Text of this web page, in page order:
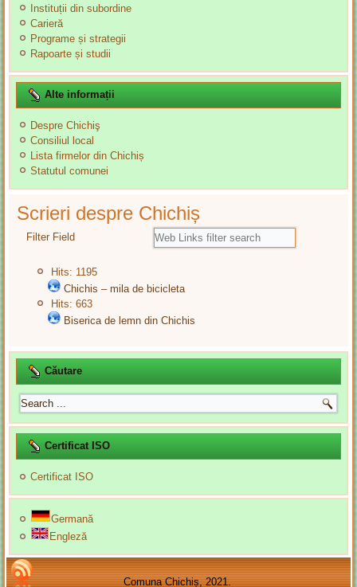
Instituții din subordine
Carieră
Programe și strategii
Rapoarte și studii
Alte informații
Despre Chichiş
Consiliul local
Lista firmelor din Chichiș
Statutul comunei
Scrieri despre Chichiș
Filter Field
Hits: 1195
Chichis – mila de bicicleta
Hits: 663
Biserica de lemn din Chichis
Căutare
Certificat ISO
Certificat ISO
Germană
Engleză
Comuna Chichiș, 2021.